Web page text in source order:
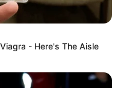
- Here's The Aisle